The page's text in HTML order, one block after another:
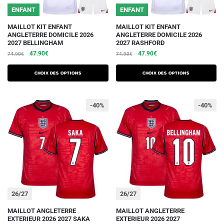
produit
produit
ENFANT
MAILLOT KIT ENFANT
ANGLETERRE DOMICILE 2026
2027 BELLINGHAM
74.90€
Le
initial
était :
47.90€Le
actuel
est :
Choix des options
Ce
produit
a
plusieurs
variations.
peuvent
être
choisies
page
produit
ENFANT
MAILLOT KIT ENFANT
ANGLETERRE DOMICILE 2026
2027 RASHFORD
74.90€
Le
initial
était :
47.90€Le
actuel
est :
Choix des options
Ce
produit
a
plusieurs
variations.
peuvent
être
choisies
page
produit
26/27
-40%
MAILLOT ANGLETERRE
EXTERIEUR 2026 2027 SAKA
Ce
26/27
-40%
MAILLOT ANGLETERRE
EXTERIEUR 2026 2027
Ce